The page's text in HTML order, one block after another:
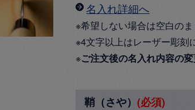
名入れ詳細へ
※希望しない場合は空白の
※4文字以上はレーザー彫刻
※ご注文後の名入れ内容の
鞘（さや）(必須)